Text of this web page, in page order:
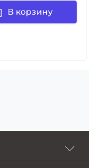
В корзину